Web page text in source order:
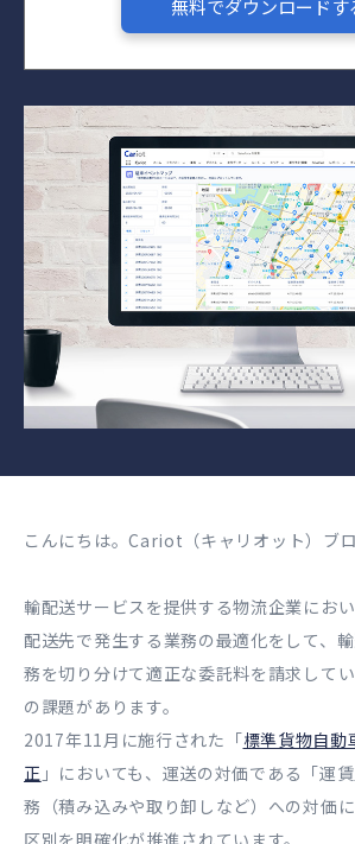
無料でダウンロードす
こんにちは。Cariot（キャリオット）ブロ
輸配送サービスを提供する物流企業にお
配送先で発生する業務の最適化をして、
務を切り分けて適正な委託料を請求して
の課題があります。
2017年11月に施行された「標準貨物自動
正 」においても、運送の対価である「運
務（積み込みや取り卸しなど）への対価
区別を明確化が推進されています。